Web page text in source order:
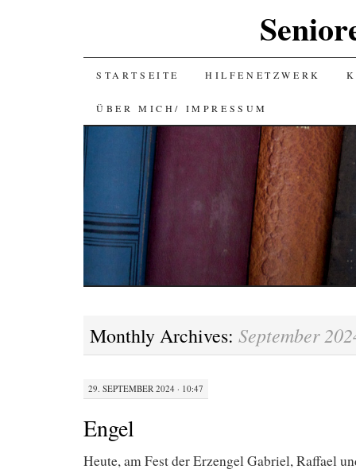
SKIP
TO
CONTENT
STARTSEITE HILFENETZWERK
ÜBER MICH/ IMPRESSUM
Monthly Archives: September
29. SEPTEMBER 2024 · 10:47
Engel
Heute, am Fest der Erzengel Gabriel, Raffael